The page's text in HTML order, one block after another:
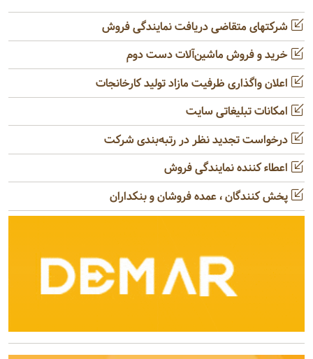
شرکتهای متقاضی دریافت نمایندگی فروش
خرید و فروش ماشین‌آلات دست دوم
اعلان واگذاری ظرفیت مازاد تولید کارخانجات
امکانات تبلیغاتی سایت
درخواست تجدید نظر در رتبه‌بندی شرکت
اعطاء کننده نمایندگی فروش
پخش کنندگان ، عمده فروشان و بنکداران